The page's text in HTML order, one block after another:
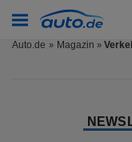
Auto.de Magazin »